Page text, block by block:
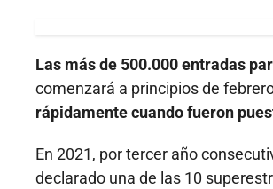
Las más de 500.000 entradas
comenzará a principios de
rápidamente cuando fueron
En 2021, por tercer año
declarado una de las 10